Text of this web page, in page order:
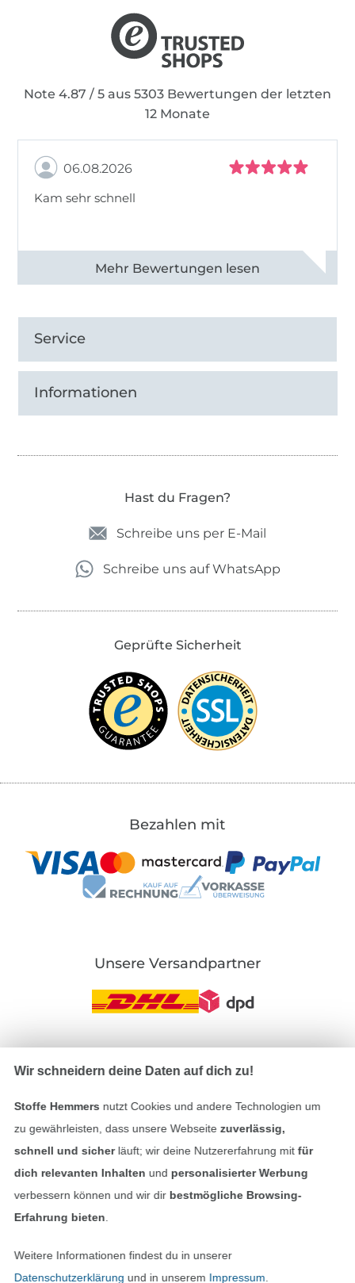
Note 4.87 / 5 aus 5303 Bewertungen der letzten
12 Monate
06.08.2026
Kam sehr schnell
Alle 82950 Bewertungen ansehen
Service
Informationen
Hast du Fragen?
Schreibe uns per E-Mail
Schreibe uns auf WhatsApp
Geprüfte Sicherheit
Bezahlen mit
Unsere Versandpartner
Impressum
Datenschutz
Kontakt
In den deutschen Shop wechseln (aktuell
Wir schneidern deine Daten auf dich zu!
Stoffe Hemmers nutzt Cookies und andere Technologien um
zu gewährleisten, dass unsere Webseite zuverlässig,
schnell und sicherläuft; wir deine Nutzererfahrung mitfür
dich relevanten Inhalten und personalisierter Werbung
verbessern können und wir dir bestmögliche Browsing-
Erfahrung bieten
Weitere Informationen findest du in unserer
Datenschutzerklärung und in unserem Impressum